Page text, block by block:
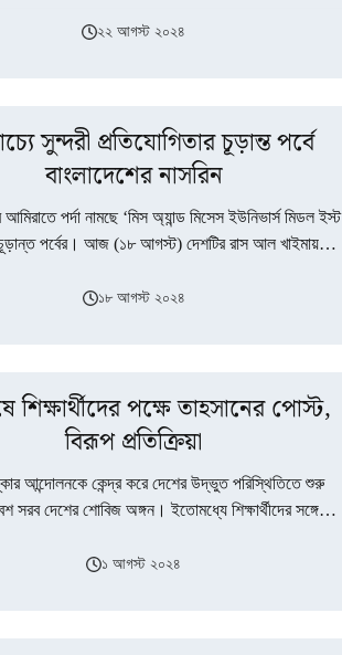
২২ আগস্ট ২০২৪
সুন্দরী প্রতিযোগিতার চূড়ান্ত পর্বে
বাংলাদেশের নাসরিন
পর্দা নামছে ‘মিস অ্যান্ড মিসেস ইউনিভার্স মিডল ইস্ট
পর্বের। আজ (১৮ আগস্ট) দেশটির রাস আল খাইমায়…
১৮ আগস্ট ২০২৪
পক্ষে তাহসানের পোস্ট,
বিরূপ প্রতিক্রিয়া
আন্দোলনকে কেন্দ্র করে দেশের উদ্ভুত পরিস্থিতিতে শুরু
সরব দেশের শোবিজ অঙ্গন। ইতোমধ্যে শিক্ষার্থীদের সঙ্গে
১ আগস্ট ২০২৪